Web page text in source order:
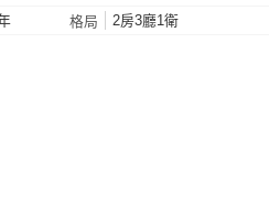
格局 2房3廳1衛